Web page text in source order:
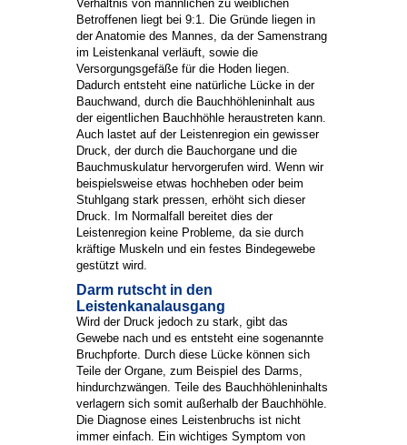
Verhältnis von männlichen zu weiblichen
Betroffenen liegt bei 9:1. Die Gründe liegen in
der Anatomie des Mannes, da der Samenstrang
im Leistenkanal verläuft, sowie die
Versorgungsgefäße für die Hoden liegen.
Dadurch entsteht eine natürliche Lücke in der
Bauchwand, durch die Bauchhöhleninhalt aus
der eigentlichen Bauchhöhle heraustreten kann.
Auch lastet auf der Leistenregion ein gewisser
Druck, der durch die Bauchorgane und die
Bauchmuskulatur hervorgerufen wird. Wenn wir
beispielsweise etwas hochheben oder beim
Stuhlgang stark pressen, erhöht sich dieser
Druck. Im Normalfall bereitet dies der
Leistenregion keine Probleme, da sie durch
kräftige Muskeln und ein festes Bindegewebe
gestützt wird.
Darm rutscht in den
Leistenkanalausgang
Wird der Druck jedoch zu stark, gibt das
Gewebe nach und es entsteht eine sogenannte
Bruchpforte. Durch diese Lücke können sich
Teile der Organe, zum Beispiel des Darms,
hindurchzwängen. Teile des Bauchhöhleninhalts
verlagern sich somit außerhalb der Bauchhöhle.
Die Diagnose eines Leistenbruchs ist nicht
immer einfach. Ein wichtiges Symptom von